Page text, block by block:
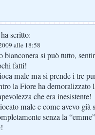
ha scritto:
alle 18:58
bianconera si può tutto,
fatti!
male ma si prende i tre
la Fiore ha demoralizzato
che era inesistente!
male e come avevo già
senza la “emme”